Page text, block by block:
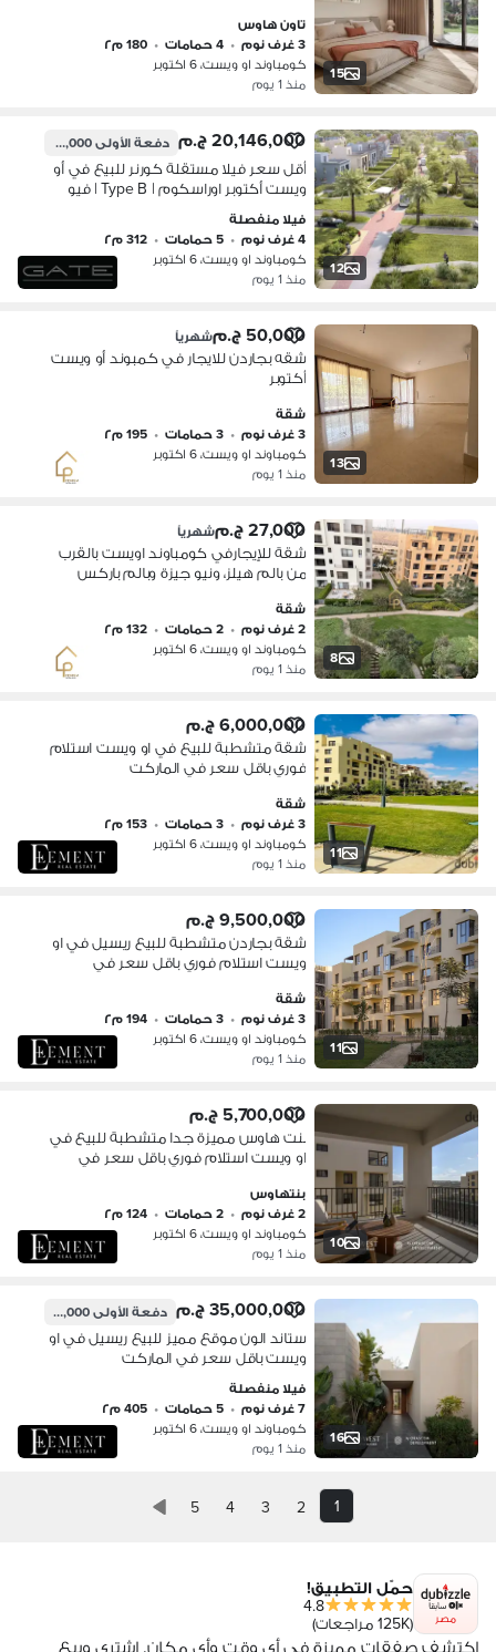
15
تاون هاوس
3 غرف نوم
• 4 حمامات • 180 م٢
كومباوند او ويست، 6 اكتوبر
منذ 1 يوم
12
20,146,000 ج.م دفعة الأولى19,000,000 ج.م
أقل سعر فيلا مستقلة كورنر للبيع في أو
ويست أكتوبر اوراسكوم | Type B | فيو
لاند سكيب واسع | استلام فوري | مقدم
19 مليون + أقساط
فيلا منفصلة
4 غرف نوم
• 5 حمامات • 312 م٢
كومباوند او ويست، 6 اكتوبر
منذ 1 يوم
13
50,000 ج.م شهرياً
شقه بجاردن للايجار في كمبوند أو ويست
أكتوبر
شقة
3 غرف نوم
• 3 حمامات • 195 م٢
كومباوند او ويست، 6 اكتوبر
منذ 1 يوم
8
27,000 ج.م شهرياً
شقة للإيجارفي كومباوند اويست بالقرب
من بالم هيلز، ونيو جيزة وبالم باركس
شقة
2 غرف نوم
• 2 حمامات • 132 م٢
كومباوند او ويست، 6 اكتوبر
منذ 1 يوم
11
6,000,000 ج.م
شقة متشطبة للبيع في او ويست استلام
فوري باقل سعر في الماركت
شقة
3 غرف نوم
• 3 حمامات • 153 م٢
كومباوند او ويست، 6 اكتوبر
منذ 1 يوم
11
9,500,000 ج.م
شقة بجاردن متشطبة للبيع ريسيل في او
ويست استلام فوري باقل سعر في
شقة
3 غرف نوم
• 3 حمامات • 194 م٢
كومباوند او ويست، 6 اكتوبر
منذ 1 يوم
10
5,700,000 ج.م
بنت هاوس مميزة جدا متشطبة للبيع في
او ويست استلام فوري باقل سعر في
بنتهاوس
2 غرف نوم
• 2 حمامات • 124 م٢
كومباوند او ويست، 6 اكتوبر
منذ 1 يوم
16
35,000,000 ج.م دفعة الأولى15,000,000 ج.م
ستاند الون موقع مميز للبيع ريسيل في او
ويست باقل سعر في الماركت
فيلا منفصلة
7 غرف نوم
• 5 حمامات • 405 م٢
كومباوند او ويست، 6 اكتوبر
منذ 1 يوم
1
2
3
4
5
مصر
حمّل التطبيق!
4.8
(125K مراجعات)
اكتشف صفقات مميزة في أي وقت وأي مكان. اشتري وبيع